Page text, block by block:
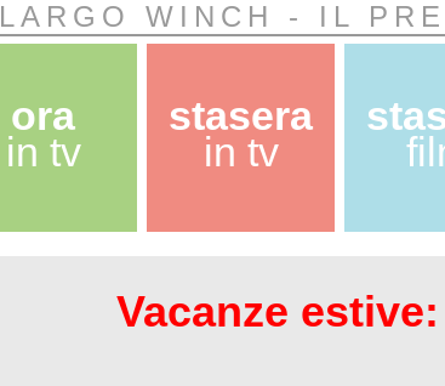
LARGO WINCH - IL
ora
in tv
stasera
in tv
Vacanze